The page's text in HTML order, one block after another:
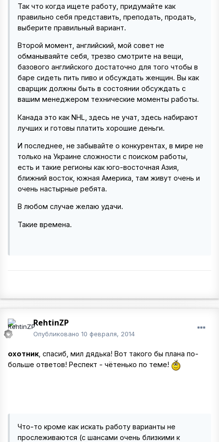
Так что когда ищете работу, придумайте как
правильно себя представить, преподать, продать,
выберите правильный вариант.
Второй момент, английский, мой совет не
обманываяйте себя, трезво смотрите на вещи,
базового английского достаточно для того чтобы в
баре сидеть пить пиво и обсуждать женщин. Вы как
сварщик должны быть в состоянии обсуждать с
вашим менеджером технические моменты работы.
Канада это как NHL, здесь не учат, здесь набирают
лучших и готовы платить хорошие деньги.
И последнее, не забывайте о конкурентах, в мире не
только на Украине сложности с поиском работы,
есть и такие регионы как юго-восточная Азия,
ближний восток, южная Америка, там живут очень и
очень настырные ребята.
В любом случае желаю удачи.
Такие времена.
RehtinZP
Опубликовано 10 февраля, 2014
охотник, спасиб, мил дядька! Вот такого бы плана по-
больше ответов! Респект - чётенько по теме!
Что-то кроме как искать работу варианты не
прослеживаются (с шансами очень близкими к